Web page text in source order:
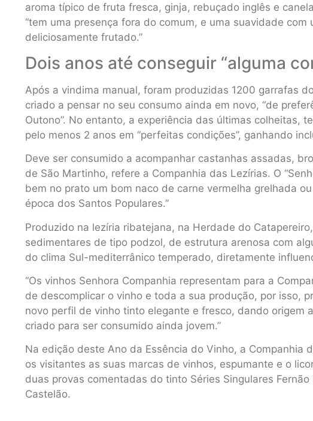
aroma típico de fruta fresca, ginja, rebuçado inglês e
“tem uma presença fora do comum, e uma suavidade com
deliciosamente frutado.”
Dois anos até conseguir “alguma
Após a vindima manual, foram produzidas 1200 garrafas
criado a pensar no seu consumo ainda em novo, “de
Outono”. No entanto, a experiência das últimas colheitas,
pelo menos 2 anos em “perfeitas condições”, ganhando
Deve ser consumido a acompanhar castanhas assadas,
de São Martinho, refere a Companhia das Lezírias. O
bem no prato um bom naco de carne vermelha grelhada
época dos Santos Populares.”
Produzido na lezíria ribatejana, na Herdade do
sedimentares de tipo podzol, de estrutura arenosa com
do clima Sul-mediterrânico temperado, diretamente
“Os vinhos Senhora Companhia representam para a
de descomplicar o vinho e toda a sua produção, por isso,
novo perfil de vinho tinto elegante e fresco, dando origem
criado para ser consumido ainda jovem.”
Na edição deste Ano da Essência do Vinho, a Companhia
os visitantes as suas marcas de vinhos, espumante e o
duas provas comentadas do tinto Séries Singulares
Castelão.